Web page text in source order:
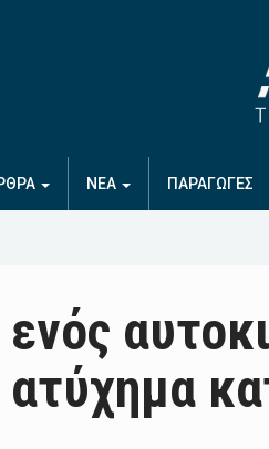
ΝΕΑ ΠΑΡΑΓΩΓΕΣ